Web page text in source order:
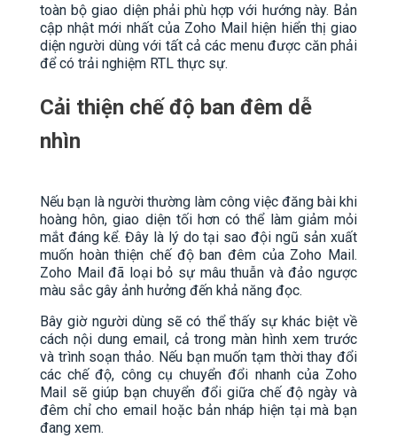
toàn bộ giao diện phải phù hợp với hướng này. Bản
cập nhật mới nhất của Zoho Mail hiện hiển thị giao
diện người dùng với tất cả các menu được căn phải
để có trải nghiệm RTL thực sự.
Cải thiện chế độ ban đêm dễ
nhìn
Nếu bạn là người thường làm công việc đăng bài khi
hoàng hôn, giao diện tối hơn có thể làm giảm mỏi
mắt đáng kể. Đây là lý do tại sao đội ngũ sản xuất
muốn hoàn thiện chế độ ban đêm của Zoho Mail.
Zoho Mail đã loại bỏ sự mâu thuẫn và đảo ngược
màu sắc gây ảnh hưởng đến khả năng đọc.
Bây giờ người dùng sẽ có thể thấy sự khác biệt về
cách nội dung email, cả trong màn hình xem trước
và trình soạn thảo. Nếu bạn muốn tạm thời thay đổi
các chế độ, công cụ chuyển đổi nhanh của Zoho
Mail sẽ giúp bạn chuyển đổi giữa chế độ ngày và
đêm chỉ cho email hoặc bản nháp hiện tại mà bạn
đang xem.